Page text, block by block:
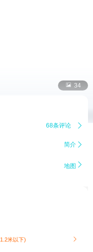
 34
68条评论 
简介 
地图 
米以下) 